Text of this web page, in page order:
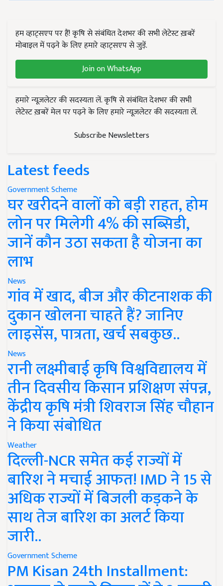
हम व्हाट्सएप पर हैं! कृषि से संबंधित देशभर की सभी लेटेस्ट ख़बरें
मोबाइल में पढ़ने के लिए हमारे व्हाट्सएप से जुड़ें.
Join on WhatsApp
हमारे न्यूज़लेटर की सदस्यता लें. कृषि से संबंधित देशभर की सभी
लेटेस्ट ख़बरें मेल पर पढ़ने के लिए हमारे न्यूज़लेटर की सदस्यता लें.
Subscribe Newsletters
Latest feeds
Government Scheme
घर खरीदने वालों को बड़ी राहत, होम
लोन पर मिलेगी 4% की सब्सिडी,
जानें कौन उठा सकता है योजना का
लाभ
News
गांव में खाद, बीज और कीटनाशक की
दुकान खोलना चाहते हैं? जानिए
लाइसेंस, पात्रता, खर्च सबकुछ..
News
रानी लक्ष्मीबाई कृषि विश्वविद्यालय में
तीन दिवसीय किसान प्रशिक्षण संपन्न,
केंद्रीय कृषि मंत्री शिवराज सिंह चौहान
ने किया संबोधित
Weather
दिल्ली-NCR समेत कई राज्यों में
बारिश ने मचाई आफत! IMD ने 15 से
अधिक राज्यों में बिजली कड़कने के
साथ तेज बारिश का अलर्ट किया
जारी..
Government Scheme
PM Kisan 24th Installment: